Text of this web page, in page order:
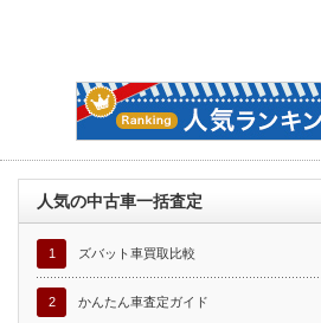
人気の中古車一括査定
1 ズバット車買取比較
2 かんたん車査定ガイド